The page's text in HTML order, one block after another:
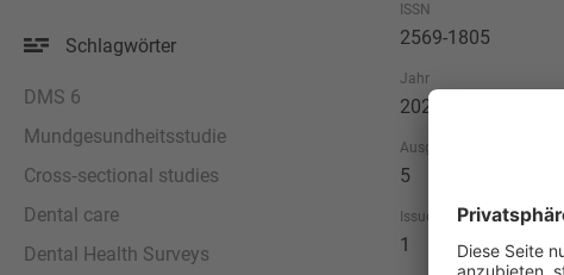
Schlagwörter
DMS 6
Mundgesundheitsstudie
Cross‐sectional studies
Dental care
Dental Health Surveys
ISSN
2569-1805
Jahr
2024
Ausgabe
5
Issue
1